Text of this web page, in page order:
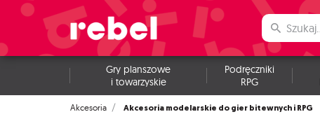
Gry planszowe
i towarzyskie
Podręczniki
RPG
Akcesoria Akcesoria modelarskie do gier bitewnych i RPG